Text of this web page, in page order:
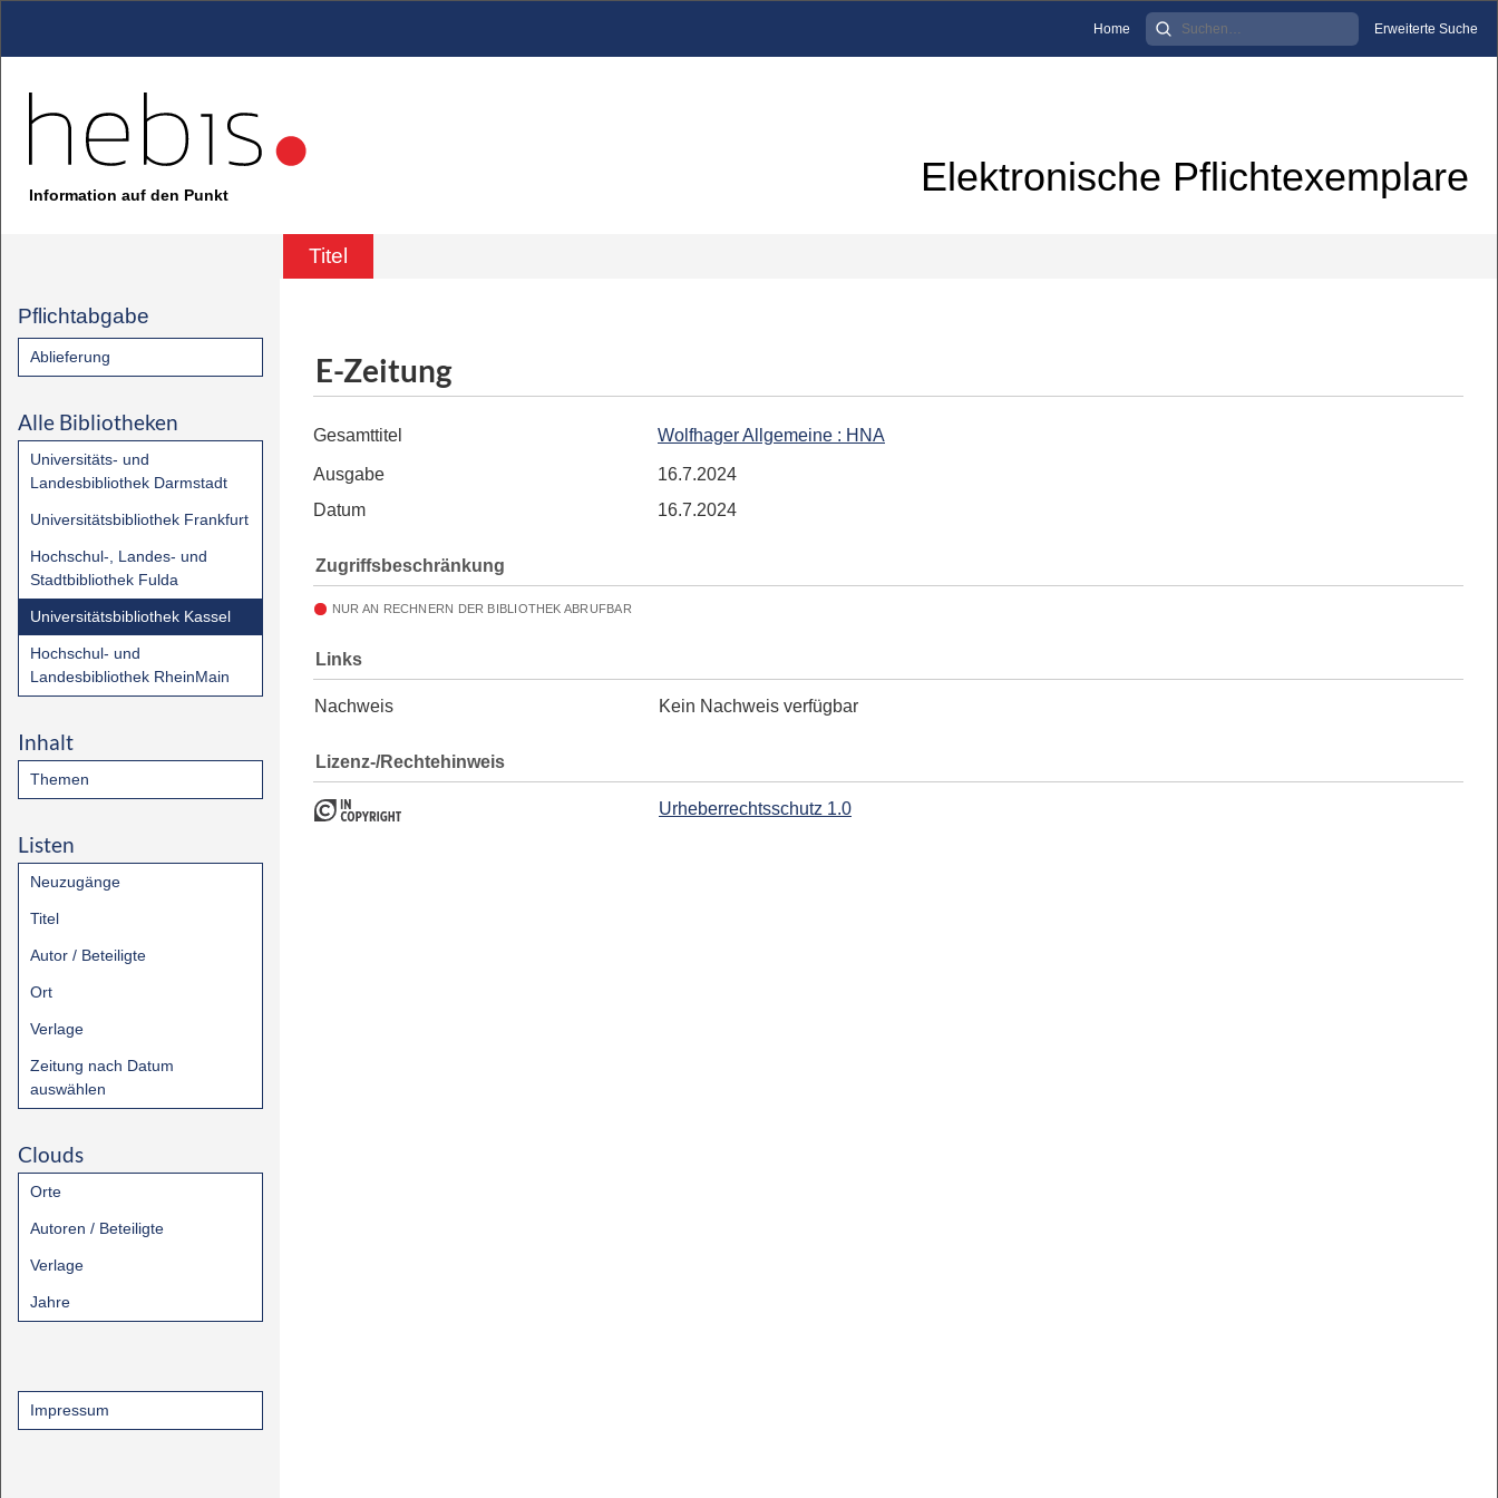
Home Erweiterte Suche
Information auf den Punkt Elektronische Pflichtexemplare
Titel
Pflichtabgabe
Ablieferung
Alle Bibliotheken
Universitäts- und
Landesbibliothek Darmstadt
Universitätsbibliothek Frankfurt
Hochschul-, Landes- und
Stadtbibliothek Fulda
Universitätsbibliothek Kassel
Hochschul- und
Landesbibliothek RheinMain
Inhalt
Themen
Listen
Neuzugänge
Titel
Autor / Beteiligte
Ort
Verlage
Zeitung nach Datum
auswählen
Clouds
Orte
Autoren / Beteiligte
Verlage
Jahre
Impressum
E-Zeitung
Gesamttitel Wolfhager Allgemeine : HNA
Ausgabe
16.7.2024
Datum
16.7.2024
Zugriffsbeschränkung
NUR AN RECHNERN DER BIBLIOTHEK ABRUFBAR
Links
Nachweis Kein Nachweis verfügbar
Lizenz-/Rechtehinweis
Urheberrechtsschutz 1.0